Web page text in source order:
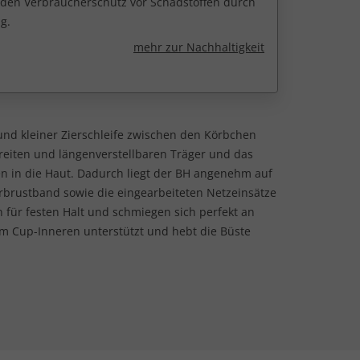
mehr zur Nachhaltigkeit
kleiner Zierschleife zwischen den Körbchen
und längenverstellbaren Träger und das
in die Haut. Dadurch liegt der BH angenehm auf
sowie die eingearbeiteten Netzeinsätze
festen Halt und schmiegen sich perfekt an
Cup-Inneren unterstützt und hebt die Büste